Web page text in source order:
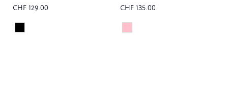
CHF 129.00
Colour
Black
CHF 135.00
Colour
PINK CLAY